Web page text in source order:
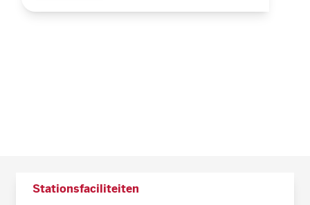
Stationsfaciliteiten